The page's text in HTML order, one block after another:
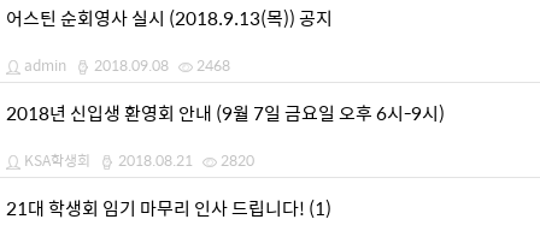
어스틴 순회영사 실시 (2018.9.13(목)) 공지
admin 2018.09.08 2468
2018년 신입생 환영회 안내 (9월 7일 금요일 오후 6시-9시)
KSA학생회 2018.08.21 2820
21대 학생회 임기 마무리 인사 드립니다! (1)